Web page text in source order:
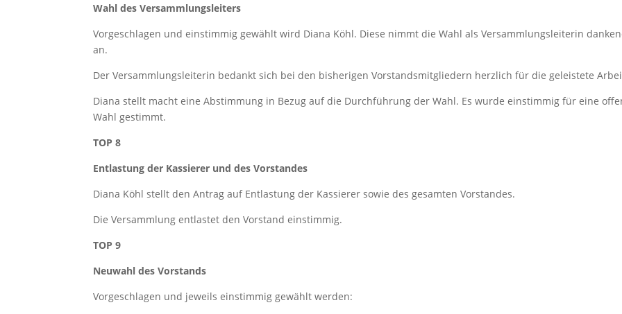
Wahl des Versammlungsleiters
Vorgeschlagen und einstimmig gewählt wird Diana Köhl. Diese nimmt die Wahl als Versammlungsleiterin
an.
Der Versammlungsleiterin bedankt sich bei den bisherigen Vorstandsmitgliedern herzlich für die geleistete
Diana stellt macht eine Abstimmung in Bezug auf die Durchführung der Wahl. Es wurde einstimmig für eine
Wahl gestimmt.
TOP 8
Entlastung der Kassierer und des Vorstandes
Diana Köhl stellt den Antrag auf Entlastung der Kassierer sowie des gesamten Vorstandes.
Die Versammlung entlastet den Vorstand einstimmig.
TOP 9
Neuwahl des Vorstands
Vorgeschlagen und jeweils einstimmig gewählt werden: